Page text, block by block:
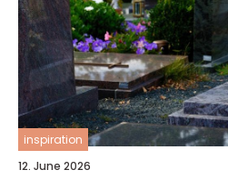
inspiration
12. June 2026